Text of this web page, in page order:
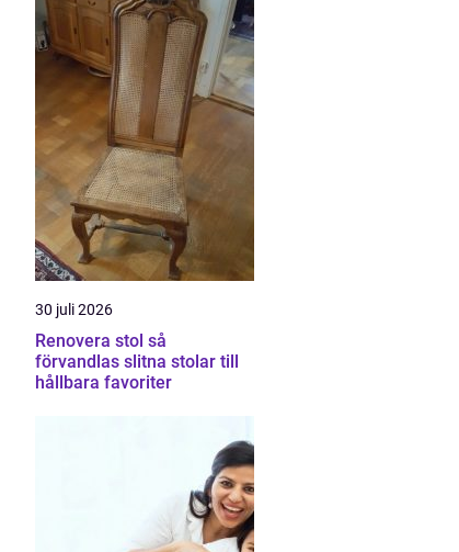
30 juli 2026
Renovera stol så
förvandlas slitna stolar till
hållbara favoriter